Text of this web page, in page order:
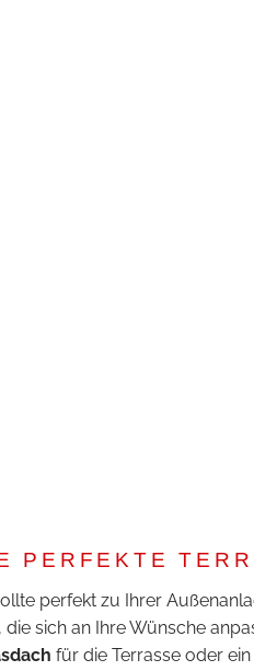
PERFEKTE
perfekt zu Ihrer
sich an Ihre Wünsche
für die Terrasse oder ein